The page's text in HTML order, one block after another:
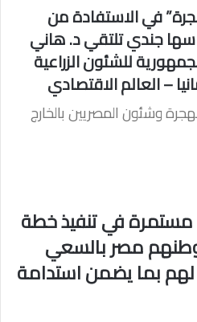
في الاستفادة من
سها جندي تلتقي د. هاني
للشئون الزراعية
– العالم الاقتصادي
وشئون المصريين بالخارج
مستمرة في تنفيذ خطة
بوطنهم مصر بالسعي
لهم بما يضمن استدامة